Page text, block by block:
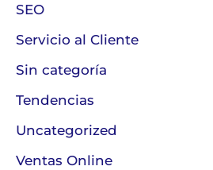
SEO
Servicio al Cliente
Sin categoría
Tendencias
Uncategorized
Ventas Online